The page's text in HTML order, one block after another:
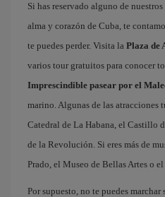
Si has reservado alguno de nuestros
alma y corazón de Cuba, te
te puedes perder. Visita la Plaza de
varios tour gratuitos para conocer
Imprescindible pasear por el
marino. Algunas de las atracciones
Catedral de La Habana, el Castillo
de la Revolución. Si eres más de
Prado, el Museo de Bellas Artes o
Por supuesto, no te puedes